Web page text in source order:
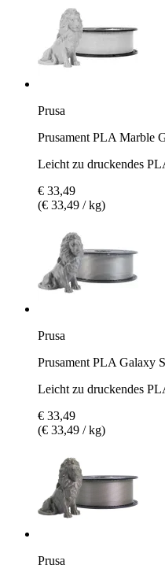
Prusa
Prusament PLA Marble
Leicht zu druckendes
€ 33,49
(€ 33,49 / kg)
Prusa
Prusament PLA Galaxy
Leicht zu druckendes
€ 33,49
(€ 33,49 / kg)
Prusa